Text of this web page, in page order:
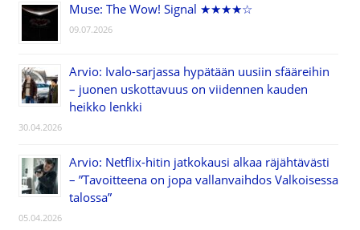
Muse: The Wow! Signal ★★★★☆
09.07.2026
Arvio: Ivalo-sarjassa hypätään uusiin sfääreihin
– juonen uskottavuus on viidennen kauden
heikko lenkki
30.04.2026
Arvio: Netflix-hitin jatkokausi alkaa räjähtävästi
– ”Tavoitteena on jopa vallanvaihdos Valkoisessa
talossa”
05.04.2026